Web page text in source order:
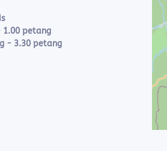
1.00 petang
- 3.30 petang